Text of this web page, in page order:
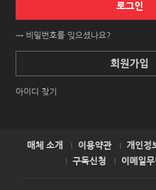
로그인
→ 비밀번호를 잊으셨나요?
회원가입
아이디 찾기
매체 소개 이용약관 개인정
구독신청
이메일